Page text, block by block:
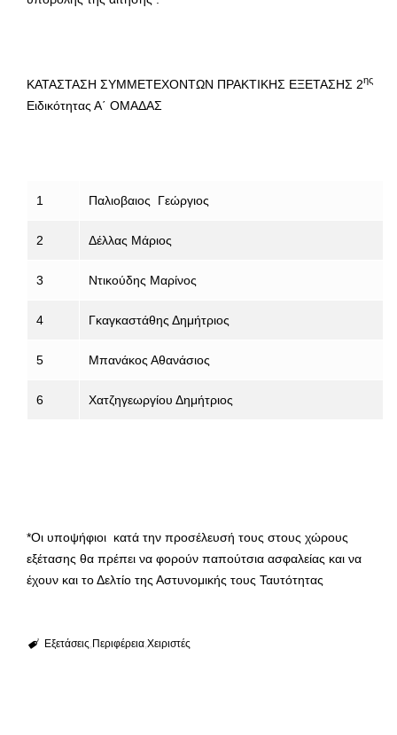
ΚΑΤΑΣΤΑΣΗ ΣΥΜΜΕΤΕΧΟΝΤΩΝ ΠΡΑΚΤΙΚΗΣ ΕΞΕΤΑΣΗΣ 2ης
Ειδικότητας Α΄ ΟΜΑΔΑΣ
1 Παλιοβαιος Γεώργιος
2 Δέλλας Μάριος
3 Ντικούδης Μαρίνος
4 Γκαγκαστάθης Δημήτριος
5 Μπανάκος Αθανάσιος
6 Χατζηγεωργίου Δημήτριος
*Οι υποψήφιοι κατά την προσέλευσή τους στους χώρους
εξέτασης θα πρέπει να φορούν παπούτσια ασφαλείας και να
έχουν και το Δελτίο της Αστυνομικής τους Ταυτότητας
Εξετάσεις Περιφέρεια Χειριστές